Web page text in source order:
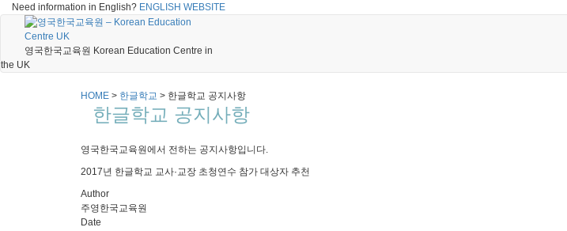
Need information in English? ENGLISH WEBSITE
영국한국교육원 Korean Education Centre in
the UK
HOME > 한글학교 > 한글학교 공지사항
한글학교 공지사항
영국한국교육원에서 전하는 공지사항입니다.
2017년 한글학교 교사·교장 초청연수 참가 대상자 추천
Author
주영한국교육원
Date